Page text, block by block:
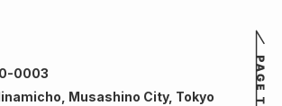
0003
Musashino City, Tokyo